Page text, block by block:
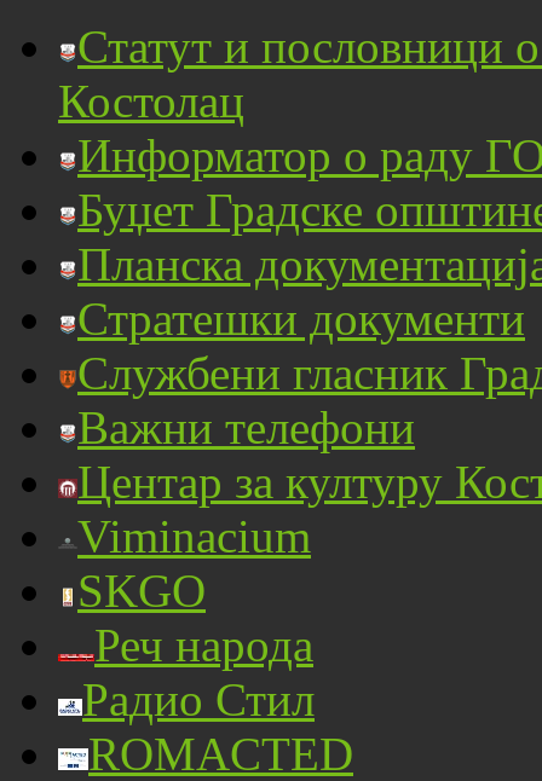
Статут и пословници
Костолац
Информатор о раду
Буџет Градске
Планска
Стратешки документи
Службени гласник
Важни телефони
Центар за културу
Viminacium
SKGO
Реч народа
Радио Стил
ROMACTED